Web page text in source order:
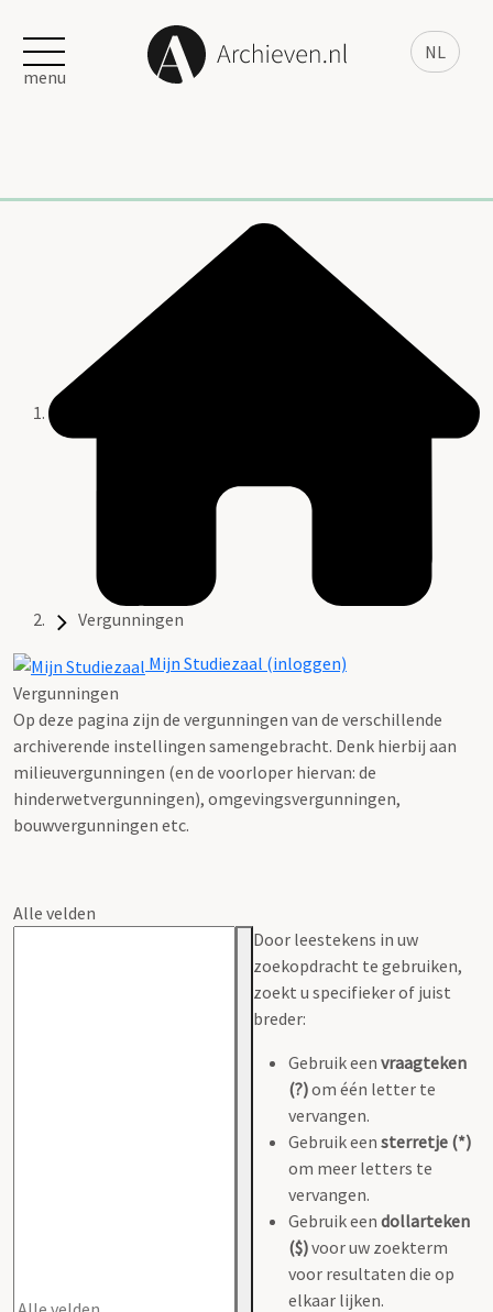
NL
menu
Vergunningen
Mijn Studiezaal (inloggen)
Vergunningen
Op deze pagina zijn de vergunningen van de verschillende
archiverende instellingen samengebracht. Denk hierbij aan
milieuvergunningen (en de voorloper hiervan: de
hinderwetvergunningen), omgevingsvergunningen,
bouwvergunningen etc.
Alle velden
Door leestekens in uw
zoekopdracht te gebruiken,
zoekt u specifieker of juist
breder:
Gebruik een vraagteken
(?)om één letter te
vervangen.
Gebruik een sterretje (*)
om meer letters te
vervangen.
Gebruik een dollarteken
($)voor uw zoekterm
voor resultaten die op
elkaar lijken.